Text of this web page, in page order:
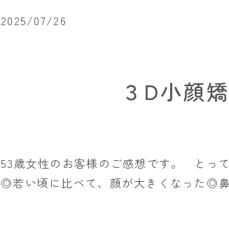
2025/07/26
３D小顔
53歳女性のお客様のご感想です。 とっ
◎若い頃に比べて、顔が大きくなった◎